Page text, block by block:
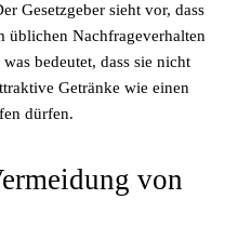
Gesetzgeber sieht vor, dass
üblichen Nachfrageverhalten
bedeutet, dass sie nicht
Getränke wie einen
dürfen.
von